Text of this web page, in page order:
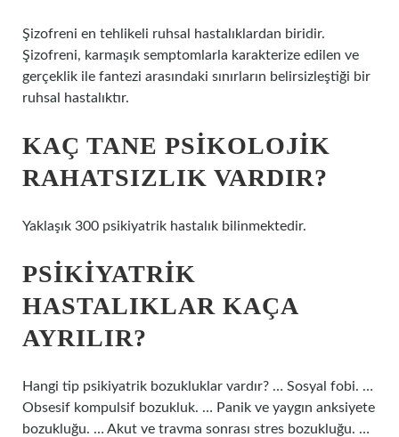
Şizofreni en tehlikeli ruhsal hastalıklardan biridir.
Şizofreni, karmaşık semptomlarla karakterize edilen ve
gerçeklik ile fantezi arasındaki sınırların belirsizleştiği bir
ruhsal hastalıktır.
KAÇ TANE PSIKOLOJIK
RAHATSIZLIK VARDIR?
Yaklaşık 300 psikiyatrik hastalık bilinmektedir.
PSIKIYATRIK
HASTALIKLAR KAÇA
AYRILIR?
Hangi tip psikiyatrik bozukluklar vardır? … Sosyal fobi. …
Obsesif kompulsif bozukluk. … Panik ve yaygın anksiyete
bozukluğu. … Akut ve travma sonrası stres bozukluğu. …